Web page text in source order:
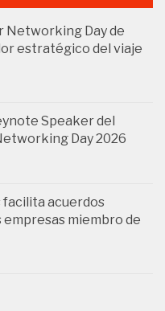
Networking Day de
estratégico del viaje
Speaker del
Day 2026
facilita acuerdos
miembro de